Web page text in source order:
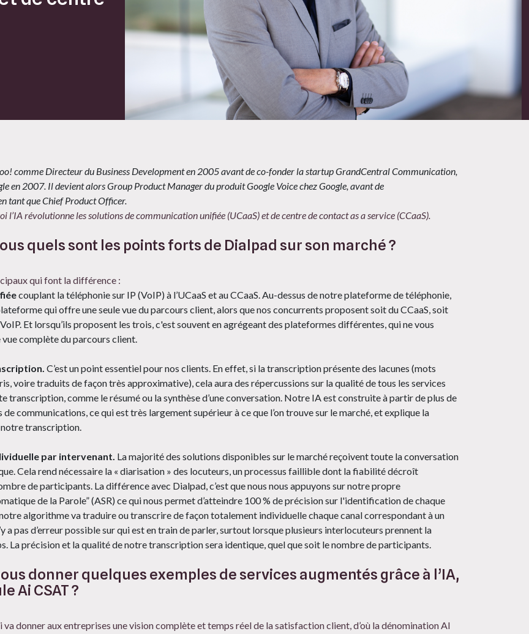
comme Directeur du Business Development en 2005 avant de co-fonder la startup GrandCentral Communication,
en 2007. Il devient alors Group Product Manager du produit Google Voice chez Google, avant de
tant que Chief Product Officer.
l’IA révolutionne les solutions de communication unifiée (UCaaS) et de centre de contact as a service (CCaaS).
quels sont les points forts de Dialpad sur son marché ?
qui font la différence :
couplant la téléphonie sur IP (VoIP) à l’UCaaS et au CCaaS. Au-dessus de notre plateforme de téléphonie,
qui offre une seule vue du parcours client, alors que nos concurrents proposent soit du CCaaS, soit
VoIP. Et lorsqu’ils proposent les trois, c'est souvent en agrégeant des plateformes différentes, qui ne vous
complète du parcours client.
C’est un point essentiel pour nos clients. En effet, si la transcription présente des lacunes (mots
voire traduits de façon très approximative), cela aura des répercussions sur la qualité de tous les services
transcription, comme le résumé ou la synthèse d’une conversation. Notre IA est construite à partir de plus de
communications, ce qui est très largement supérieur à ce que l’on trouve sur le marché, et explique la
transcription.
par intervenant. La majorité des solutions disponibles sur le marché reçoivent toute la conversation
Cela rend nécessaire la « diarisation » des locuteurs, un processus faillible dont la fiabilité décroît
de participants. La différence avec Dialpad, c’est que nous nous appuyons sur notre propre
de la Parole” (ASR) ce qui nous permet d’atteindre 100 % de précision sur l'identification de chaque
algorithme va traduire ou transcrire de façon totalement individuelle chaque canal correspondant à un
a pas d’erreur possible sur qui est en train de parler, surtout lorsque plusieurs interlocuteurs prennent la
La précision et la qualité de notre transcription sera identique, quel que soit le nombre de participants.
donner quelques exemples de services augmentés grâce à l’IA,
Ai CSAT ?
va donner aux entreprises une vision complète et temps réel de la satisfaction client, d’où la dénomination AI